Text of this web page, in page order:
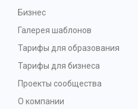
Бизнес
Галерея шаблонов
Тарифы для образования
Тарифы для бизнеса
Проекты сообщества
О компании